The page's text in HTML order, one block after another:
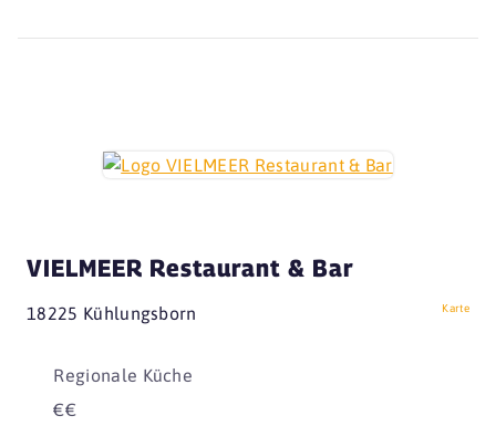
VIELMEER Restaurant & Bar
18225 Kühlungsborn Karte
Regionale Küche
€€